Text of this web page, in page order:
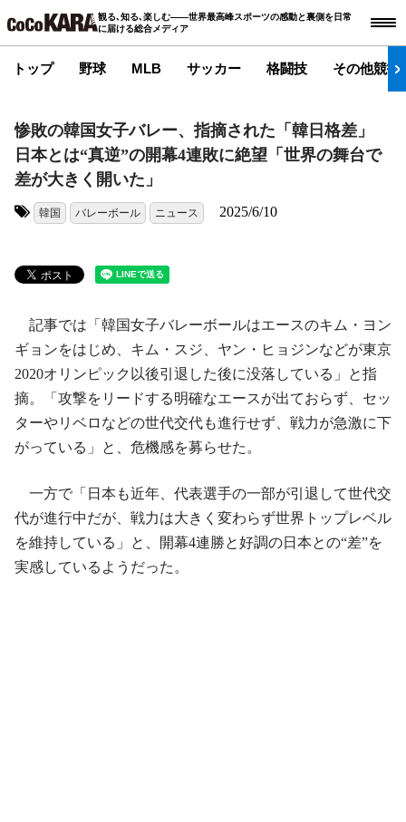
観る､知る､楽しむ――世界最高峰スポーツの感動と裏側を日常
に届ける総合メディア
トップ 野球 MLB サッカー 格闘技 その他競技
惨敗の韓国女子バレー、指摘された「韓日格差」
日本とは“真逆”の開幕4連敗に絶望「世界の舞台で
差が大きく開いた」
韓国 バレーボール ニュース 2025/6/10
記事では「韓国女子バレーボールはエースのキム・ヨン
ギョンをはじめ、キム・スジ、ヤン・ヒョジンなどが東京
2020オリンピック以後引退した後に没落している」と指
摘。「攻撃をリードする明確なエースが出ておらず、セッ
ターやリベロなどの世代交代も進行せず、戦力が急激に下
がっている」と、危機感を募らせた。
一方で「日本も近年、代表選手の一部が引退して世代交
代が進行中だが、戦力は大きく変わらず世界トップレベル
を維持している」と、開幕4連勝と好調の日本との“差”を
実感しているようだった。